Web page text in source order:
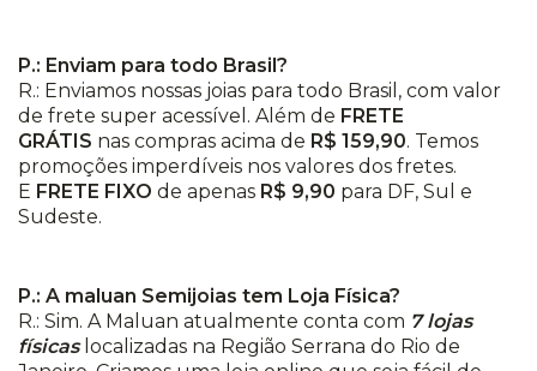
P.: Enviam para todo Brasil?
R.: Enviamos nossas joias para todo Brasil, com valor
de frete super acessível. Além de FRETE
GRÁTIS nas compras acima de R$ 159,90. Temos
promoções imperdíveis nos valores dos fretes.
E FRETE FIXO de apenas R$ 9,90 para DF, Sul e
Sudeste.
P.: A maluan Semijoias tem Loja Física?
R.: Sim. A Maluan atualmente conta com 7 lojas
físicaslocalizadas na Região Serrana do Rio de